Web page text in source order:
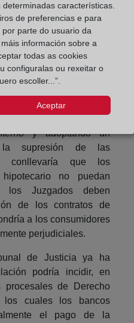
en la redacción
2, de la LEC, en su
de la celebración de
al banco
del préstamo y
no satisfecho cuando
mensual.
y adoptando un
supresión de las
conllevaría que los
no puedan
Juzgados deben
de los contratos de
a los consumidores
perjudiciales.
de Justicia ya ha
podría incidir, en
procesales de Derecho
cuales los bancos
el pago de la
características.
de preferencias e para
parte do usuario da
información sobre a
todas as cookies
configuralas ou rexeitar o
escoller...”.
Aceptar